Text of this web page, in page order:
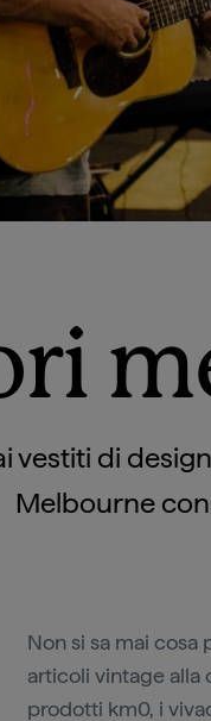
vestiti di
Melbourne
Non si sa mai
articoli vintage alla
prodotti km0, i